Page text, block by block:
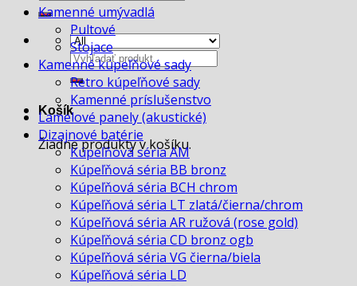
Hľadať:
Košík
Žiadne produkty v košíku.
Kamenné umývadlá
Pultové
Stojace
Kamenné kúpeľňové sady
Retro kúpeľňové sady
Kamenné príslušenstvo
Lamelové panely (akustické)
Dizajnové batérie
Kúpeľňová séria AM
Kúpeľňová séria BB bronz
Kúpeľňová séria BCH chrom
Kúpeľňová séria LT zlatá/čierna/chrom
Kúpeľňová séria AR ružová (rose gold)
Kúpeľňová séria CD bronz ogb
Kúpeľňová séria VG čierna/biela
Kúpeľňová séria LD